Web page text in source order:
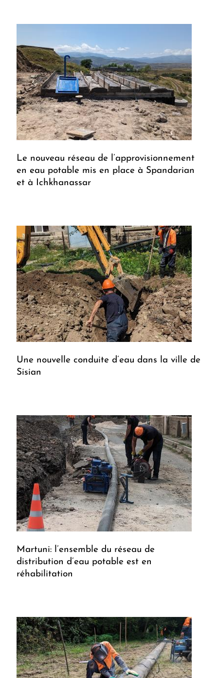
Le nouveau réseau de l’approvisionnement
en eau potable mis en place à Spandarian
et à Ichkhanassar
Une nouvelle conduite d’eau dans la ville de
Sisian
Martuni: l’ensemble du réseau de
distribution d’eau potable est en
réhabilitation